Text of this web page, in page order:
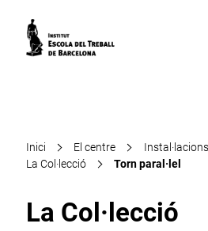
Inici El centre
La Col·lecció
Torn paral·lel
La Col·lecció